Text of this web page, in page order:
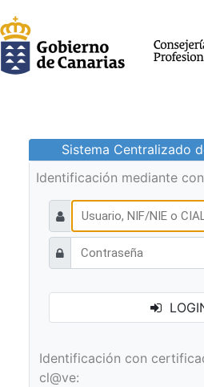
Sistema Centralizado
Identificación mediante
Identificación con
cl@ve: